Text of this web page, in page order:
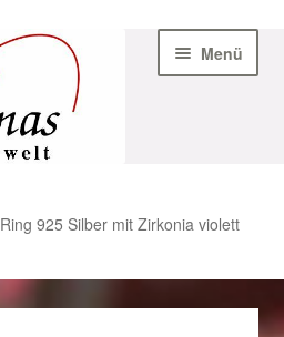
Menü
Ring 925 Silber mit Zirkonia violett